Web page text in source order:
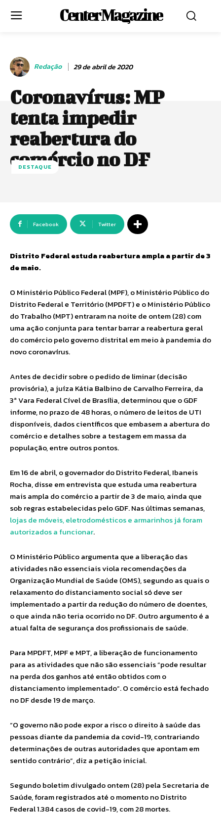
Center Magazine
Redação 29 de abril de 2020
Coronavírus: MP
tenta impedir
reabertura do
comércio no DF
DESTAQUE
Facebook Twitter
Distrito Federal estuda reabertura ampla a partir de 3
de maio.
O Ministério Público Federal (MPF), o Ministério Público do
Distrito Federal e Território (MPDFT) e o Ministério Público
do Trabalho (MPT) entraram na noite de ontem (28) com
uma ação conjunta para tentar barrar a reabertura geral
do comércio pelo governo distrital em meio à pandemia do
novo coronavírus.
Antes de decidir sobre o pedido de liminar (decisão
provisória), a juíza Kátia Balbino de Carvalho Ferreira, da
3ª Vara Federal Cível de Brasília, determinou que o GDF
informe, no prazo de 48 horas, o número de leitos de UTI
disponíveis, dados científicos que embasem a abertura do
comércio e detalhes sobre a testagem em massa da
população, entre outros pontos.
Em 16 de abril, o governador do Distrito Federal, Ibaneis
Rocha, disse em entrevista que estuda uma reabertura
mais ampla do comércio a partir de 3 de maio, ainda que
sob regras estabelecidas pelo GDF. Nas últimas semanas,
lojas de móveis, eletrodomésticos e armarinhos já foram
autorizados a funcionar.
O Ministério Público argumenta que a liberação das
atividades não essenciais viola recomendações da
Organização Mundial de Saúde (OMS), segundo as quais o
relaxamento do distanciamento social só deve ser
implementado a partir da redução do número de doentes,
o que ainda não teria ocorrido no DF. Outro argumento é a
atual falta de segurança dos profissionais de saúde.
Para MPDFT, MPF e MPT, a liberação de funcionamento
para as atividades que não são essenciais “pode resultar
na perda dos ganhos até então obtidos com o
distanciamento implementado”. O comércio está fechado
no DF desde 19 de março.
“O governo não pode expor a risco o direito à saúde das
pessoas diante da pandemia da covid-19, contrariando
determinações de outras autoridades que apontam em
sentido contrário”, diz a petição inicial.
Segundo boletim divulgado ontem (28) pela Secretaria de
Saúde, foram registrados até o momento no Distrito
Federal 1.384 casos de covid-19, com 28 mortes.